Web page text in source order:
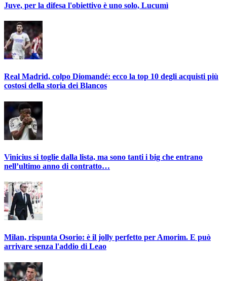
Juve, per la difesa l'obiettivo è uno solo, Lucumì
Real Madrid, colpo Diomandé: ecco la top 10 degli acquisti più
costosi della storia dei Blancos
Vinicius si toglie dalla lista, ma sono tanti i big che entrano
nell’ultimo anno di contratto…
Milan, rispunta Osorio: è il jolly perfetto per Amorim. E può
arrivare senza l'addio di Leao